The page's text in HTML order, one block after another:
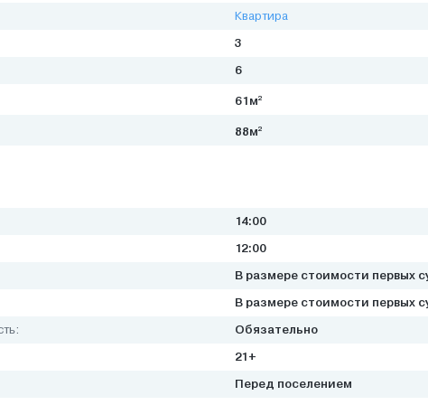
Квартира
3
6
61м2
88м2
14:00
12:00
В размере стоимости первых
В размере стоимости первых
Обязательно
21+
Перед поселением